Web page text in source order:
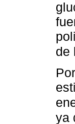
de
ya